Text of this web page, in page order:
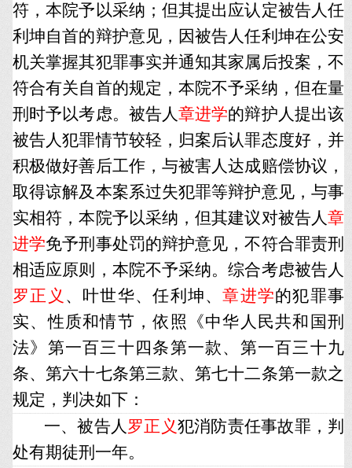
符，本院予以采纳；但其提出应认定被告人任
利坤自首的辩护意见，因被告人任利坤在公安
机关掌握其犯罪事实并通知其家属后投案，不
符合有关自首的规定，本院不予采纳，但在量
刑时予以考虑。被告人章进学的辩护人提出该
被告人犯罪情节较轻，归案后认罪态度好，并
积极做好善后工作，与被害人达成赔偿协议，
取得谅解及本案系过失犯罪等辩护意见，与事
实相符，本院予以采纳，但其建议对被告人章
进学免予刑事处罚的辩护意见，不符合罪责刑
相适应原则，本院不予采纳。综合考虑被告人
罗正义 、叶世华、任利坤、章进学的犯罪事
实、性质和情节，依照《中华人民共和国刑
法》第一百三十四条第一款、第一百三十九
条、第六十七条第三款、第七十二条第一款之
规定，判决如下：
一、被告人罗正义犯消防责任事故罪，判
处有期徒刑一年。